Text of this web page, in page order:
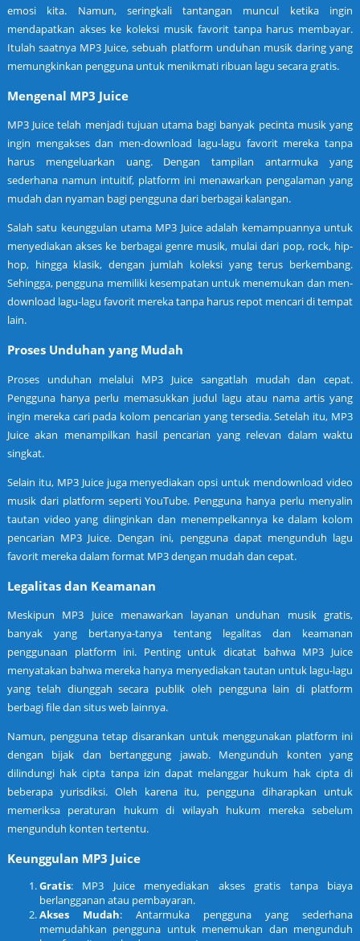
emosi kita. Namun, seringkali tantangan muncul ketika ingin
mendapatkan akses ke koleksi musik favorit tanpa harus membayar.
Itulah saatnya MP3 Juice, sebuah platform unduhan musik daring yang
memungkinkan pengguna untuk menikmati ribuan lagu secara gratis.
Mengenal MP3 Juice
MP3 Juice telah menjadi tujuan utama bagi banyak pecinta musik yang
ingin mengakses dan men-download lagu-lagu favorit mereka tanpa
harus mengeluarkan uang. Dengan tampilan antarmuka yang
sederhana namun intuitif, platform ini menawarkan pengalaman yang
mudah dan nyaman bagi pengguna dari berbagai kalangan.
Salah satu keunggulan utama MP3 Juice adalah kemampuannya untuk
menyediakan akses ke berbagai genre musik, mulai dari pop, rock, hip-
hop, hingga klasik, dengan jumlah koleksi yang terus berkembang.
Sehingga, pengguna memiliki kesempatan untuk menemukan dan men-
download lagu-lagu favorit mereka tanpa harus repot mencari di tempat
lain.
Proses Unduhan yang Mudah
Proses unduhan melalui MP3 Juice sangatlah mudah dan cepat.
Pengguna hanya perlu memasukkan judul lagu atau nama artis yang
ingin mereka cari pada kolom pencarian yang tersedia. Setelah itu, MP3
Juice akan menampilkan hasil pencarian yang relevan dalam waktu
singkat.
Selain itu, MP3 Juice juga menyediakan opsi untuk mendownload video
musik dari platform seperti YouTube. Pengguna hanya perlu menyalin
tautan video yang diinginkan dan menempelkannya ke dalam kolom
pencarian MP3 Juice. Dengan ini, pengguna dapat mengunduh lagu
favorit mereka dalam format MP3 dengan mudah dan cepat.
Legalitas dan Keamanan
Meskipun MP3 Juice menawarkan layanan unduhan musik gratis,
banyak yang bertanya-tanya tentang legalitas dan keamanan
penggunaan platform ini. Penting untuk dicatat bahwa MP3 Juice
menyatakan bahwa mereka hanya menyediakan tautan untuk lagu-lagu
yang telah diunggah secara publik oleh pengguna lain di platform
berbagi file dan situs web lainnya.
Namun, pengguna tetap disarankan untuk menggunakan platform ini
dengan bijak dan bertanggung jawab. Mengunduh konten yang
dilindungi hak cipta tanpa izin dapat melanggar hukum hak cipta di
beberapa yurisdiksi. Oleh karena itu, pengguna diharapkan untuk
memeriksa peraturan hukum di wilayah hukum mereka sebelum
mengunduh konten tertentu.
Keunggulan MP3 Juice
Gratis: MP3 Juice menyediakan akses gratis tanpa biaya
berlangganan atau pembayaran.
Akses Mudah: Antarmuka pengguna yang sederhana
memudahkan pengguna untuk menemukan dan mengunduh